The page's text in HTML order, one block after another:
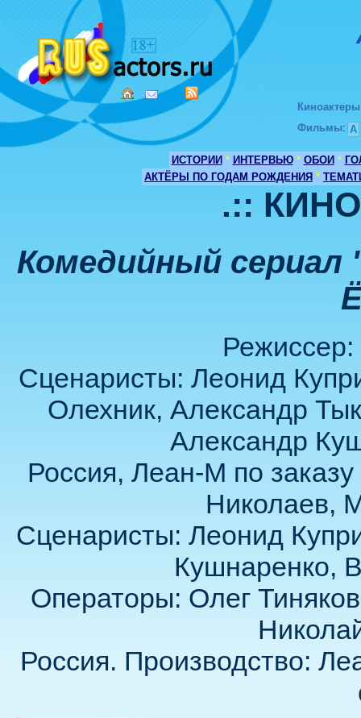
Киноактеры
Фильмы: А
ИСТОРИИ * ИНТЕРВЬЮ * ОБОИ *
АКТЁРЫ ПО ГОДАМ РОЖДЕНИЯ *
.::
Комедийный
Сценаристы: Леонид
Олехник, Александр
Александр
Россия, Леан-М по
Николаев,
Сценаристы: Леонид
Кушнаренко,
Операторы: Олег
Россия. Производство: